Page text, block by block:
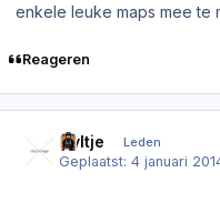
enkele leuke maps mee te
Reageren
Nyltje Leden
Geplaatst:4 januari